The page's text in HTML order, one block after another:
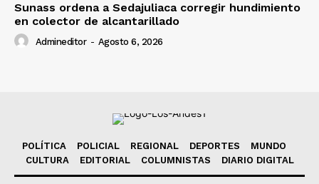
Sunass ordena a Sedajuliaca corregir hundimiento
en colector de alcantarillado
Admineditor - Agosto 6, 2026
POLÍTICA POLICIAL REGIONAL DEPORTES
MUNDO
CULTURA
EDITORIAL COLUMNISTAS DIARIO DIGITAL